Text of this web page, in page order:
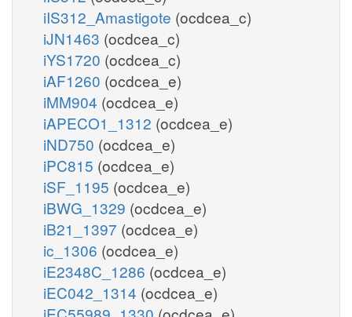
iIS312_Amastigote (ocdcea_c)
iJN1463 (ocdcea_c)
iYS1720 (ocdcea_c)
iAF1260 (ocdcea_e)
iMM904 (ocdcea_e)
iAPECO1_1312 (ocdcea_e)
iND750 (ocdcea_e)
iPC815 (ocdcea_e)
iSF_1195 (ocdcea_e)
iBWG_1329 (ocdcea_e)
iB21_1397 (ocdcea_e)
ic_1306 (ocdcea_e)
iE2348C_1286 (ocdcea_e)
iEC042_1314 (ocdcea_e)